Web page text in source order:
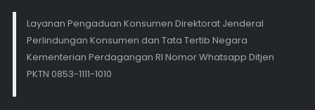
Layanan Pengaduan Konsumen Direktorat Jenderal
Perlindungan Konsumen dan Tata Tertib Negara
Kementerian Perdagangan RI Nomor Whatsapp Ditjen
PKTN 0853-1111-1010